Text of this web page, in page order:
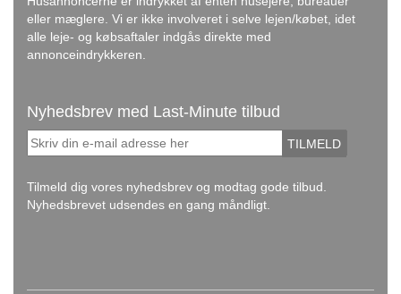
eller mæglere. Vi er ikke involveret i selve lejen/købet, idet
alle leje- og købsaftaler indgås direkte med
annonceindrykkeren.
Nyhedsbrev med Last-Minute tilbud
TILMELD
Tilmeld dig vores nyhedsbrev og modtag gode tilbud.
Nyhedsbrevet udsendes en gang måndligt.